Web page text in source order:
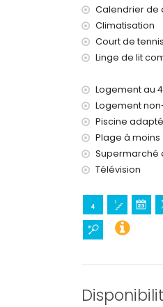
tennis (à
golf (à
Calendrier de
Climatisation
Court de
Linge de lit
Logement au
Logement
Piscine
Plage à moins
Supermarché
Télévision